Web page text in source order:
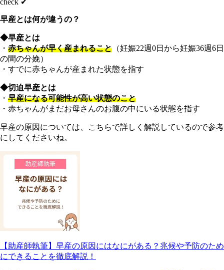
check ✔︎
早産とは何が違うの？
◆早産とは
・ 赤ちゃんが早く産まれること （妊娠22週0日から妊娠36週6日
の間の分娩）
・すでに赤ちゃんが産まれた状態を指す
◆切迫早産とは
・ 早産になる可能性が高い状態のこと
・赤ちゃんがまだお母さんのお腹の中にいる状態を指す
早産の原因については、こちらで詳しく解説しているので参考
にしてくださいね。
【助産師執筆】早産の原因にはなにがある？兆候や予防のため
にできることを徹底解説！